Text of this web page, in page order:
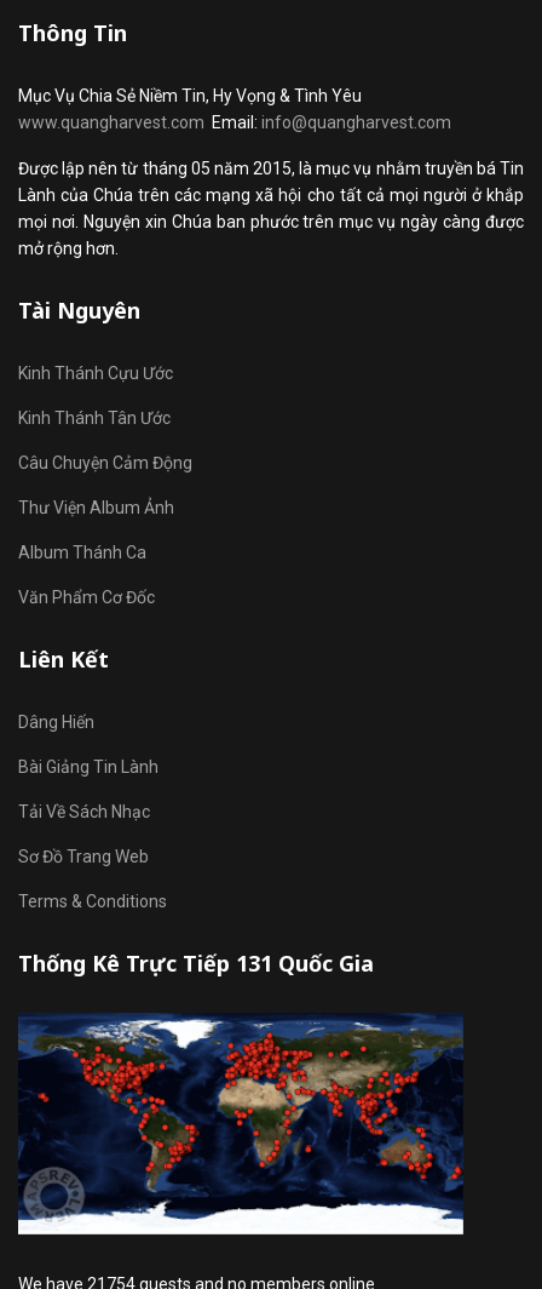
Thông Tin
Mục Vụ Chia Sẻ Niềm Tin, Hy Vọng & Tình Yêu
www.quangharvest.com Email: info@quangharvest.com
Được lập nên từ tháng 05 năm 2015, là mục vụ nhằm truyền bá Tin
Lành của Chúa trên các mạng xã hội cho tất cả mọi người ở khắp
mọi nơi. Nguyện xin Chúa ban phước trên mục vụ ngày càng được
mở rộng hơn.
Tài Nguyên
Kinh Thánh Cựu Ước
Kinh Thánh Tân Ước
Câu Chuyện Cảm Động
Thư Viện Album Ảnh
Album Thánh Ca
Văn Phẩm Cơ Đốc
Liên Kết
Dâng Hiến
Bài Giảng Tin Lành
Tải Về Sách Nhạc
Sơ Đồ Trang Web
Terms & Conditions
Thống Kê Trực Tiếp 131 Quốc Gia
We have 21754 guests and no members online